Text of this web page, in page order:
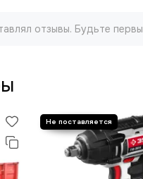
отзывы. Будьте